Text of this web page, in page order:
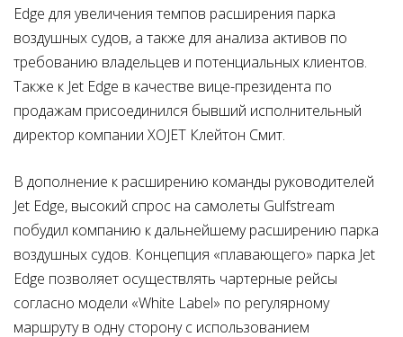
Edge для увеличения темпов расширения парка
воздушных судов, а также для анализа активов по
требованию владельцев и потенциальных клиентов.
Также к Jet Edge в качестве вице-президента по
продажам присоединился бывший исполнительный
директор компании XOJET Клейтон Смит.
В дополнение к расширению команды руководителей
Jet Edge, высокий спрос на самолеты Gulfstream
побудил компанию к дальнейшему расширению парка
воздушных судов. Концепция «плавающего» парка Jet
Edge позволяет осуществлять чартерные рейсы
согласно модели «White Label» по регулярному
маршруту в одну сторону с использованием